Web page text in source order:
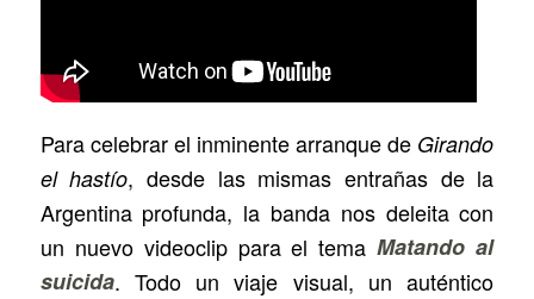
Para celebrar el inminente arranque de Girando
el hastío, desde las mismas entrañas de la
Argentina profunda, la banda nos deleita con
un nuevo videoclip para el temaMatando al
suicida. Todo un viaje visual, un auténtico